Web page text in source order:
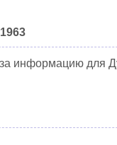
информацию для